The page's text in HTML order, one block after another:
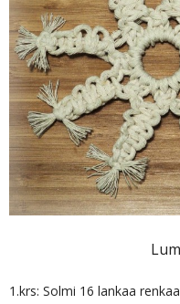
1.krs: Solmi 16 lankaa